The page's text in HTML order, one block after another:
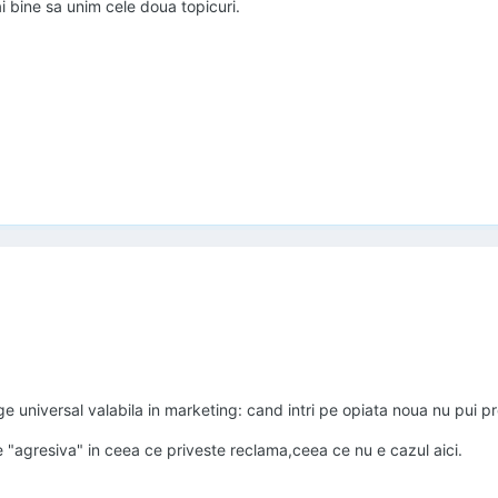
bine sa unim cele doua topicuri.
universal valabila in marketing: cand intri pe opiata noua nu pui
in ceea ce priveste reclama,ceea ce nu e cazul aici.